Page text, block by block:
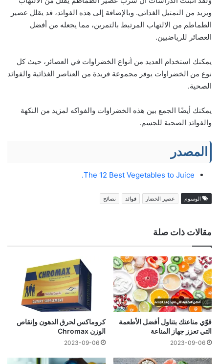
ويزيد من التمثيل الغذائي. وبالإضافة إلى هذه الفوائد، قد يقلل عصير
الطماطم من الالتهاب المرتبط بالتمرين، مما يجعله من أفضل
العصائر للرياضيين.
يمكنك استخدام العديد من أنواع الخضراوات في العصائر، حيث كل
نوع من الخضراوات يوفر مجموعة فريدة من العناصر الغذائية والفوائد
الصحية.
يمكنك أيضًا الجمع بين هذه الخضراوات والفواكه لمزيد من النكهة
والفوائد الصحية للجسم.
المصدر
The 12 Best Vegetables to Juice.
الوسوم عصير الخضار فوائد نصائح
مقالات ذات صلة
قوّي مناعتك بتناول أفضل الأطعمة
التي تعزز جهاز المناعة
2023-09-06
كروماكس لحرق الدهون وإنقاص
الوزن Chromax
2023-09-06